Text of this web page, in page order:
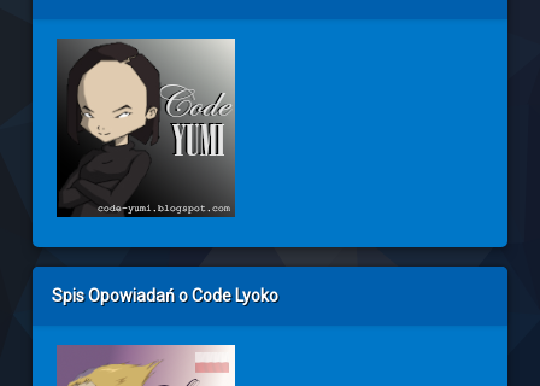
Spis Opowiadań o Code Lyoko